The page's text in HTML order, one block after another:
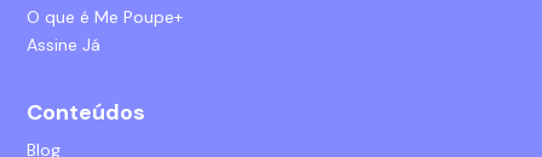
O que é Me Poupe+
Assine Já
Conteúdos
Blog